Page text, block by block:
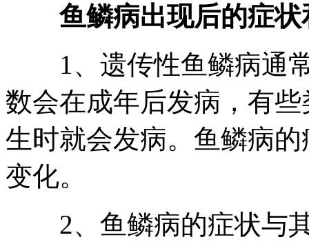
鱼鳞病出现后的症状
1、遗传性鱼鳞病通常
数会在成年后发病，有
生时就会发病。鱼鳞病
变化。
2、鱼鳞病的症状与其